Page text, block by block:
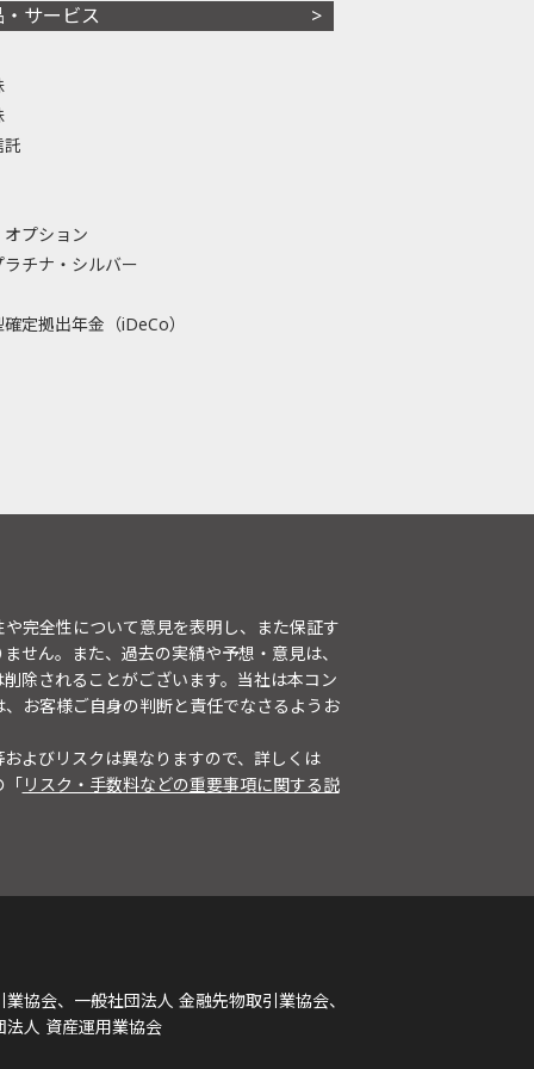
・サービス
託
プション
ラチナ・シルバー
定拠出年金（iDeCo）
完全性について意見を表明し、また保証す
せん。また、過去の実績や予想・意見は、
除されることがございます。当社は本コン
お客様ご自身の判断と責任でなさるようお
よびリスクは異なりますので、詳しくは
「リスク・手数料などの重要事項に関する説
協会、一般社団法人 金融先物取引業協会、
人 資産運用業協会